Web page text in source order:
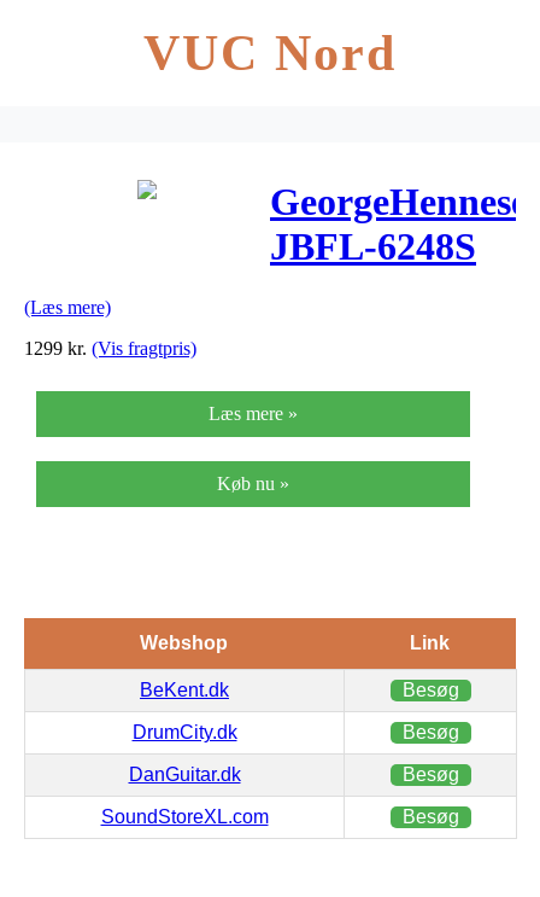
VUC Nord
JBFL-6248S
(Læs mere)
1299 kr. (Vis fragtpris)
Læs mere »
Køb nu »
Webshop Link
BeKent.dk Besøg
DrumCity.dk Besøg
DanGuitar.dk Besøg
SoundStoreXL.com Besøg